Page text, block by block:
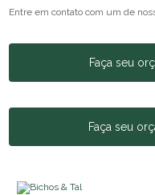
Entre em contato com um de
Faça seu
Faça seu